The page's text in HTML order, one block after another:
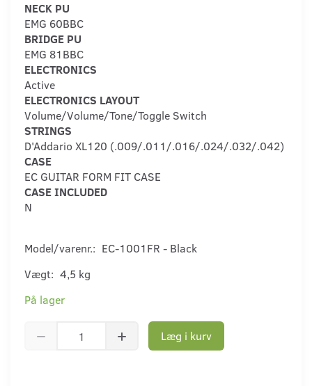
NECK PU
EMG 60BBC
BRIDGE PU
EMG 81BBC
ELECTRONICS
Active
ELECTRONICS LAYOUT
Volume/Volume/Tone/Toggle Switch
STRINGS
D'Addario XL120 (.009/.011/.016/.024/.032/.042)
CASE
EC GUITAR FORM FIT CASE
CASE INCLUDED
N
Model/varenr.: EC-1001FR - Black
Vægt: 4,5 kg
På lager
Læg i kurv